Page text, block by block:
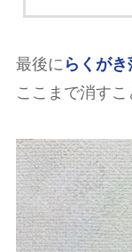
最後に らくが
ここまで消すこ